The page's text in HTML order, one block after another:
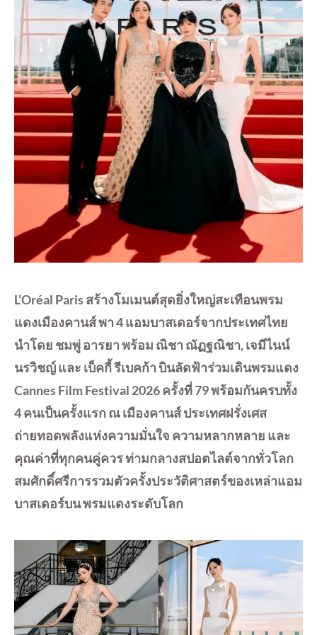
L’Oréal Paris สร้างโมเมนต์สุดยิ่งใหญ่สะเทือนพรม
แดงเมืองคานส์ พา 4 แอมบาสเดอร์จากประเทศไทย
นำโดย ชมพู่ อารยา พร้อม ณิชา ณัฏฐณิชา, เจมีไนน์
นรวิชญ์ และ เบ็คกี้ รีเบคก้า บินลัดฟ้าร่วมเดินพรมแดง
Cannes Film Festival 2026 ครั้งที่ 79 พร้อมกันครบทั้ง
4 คนเป็นครั้งแรก ณ เมืองคานส์ ประเทศฝรั่งเศส
ถ่ายทอดพลังแห่งความมั่นใจ ความหลากหลาย และ
คุณค่าที่ทุกคนคู่ควร ท่ามกลางสปอตไลต์จากทั่วโลก
สมศักดิ์ศรีการรวมตัวครั้งประวัติศาสตร์ของเหล่าแอม
บาสเดอร์บน พรมแดงระดับโลก